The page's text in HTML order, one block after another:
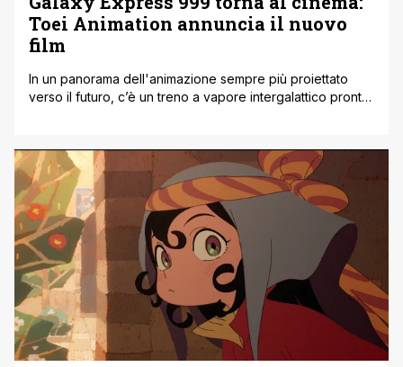
Toei Animation annuncia il nuovo
film
In un panorama dell'animazione sempre più proiettato
verso il futuro, c’è un treno a vapore intergalattico pronto
essere al lavoro su un nuovo film d'animazione dedicato
a Galaxy Express 999, il capolavoro sci-fi firmato dal
indimenticabile [']